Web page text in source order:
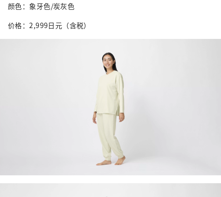
颜色：象牙色/炭灰色
价格：2,999日元（含税）